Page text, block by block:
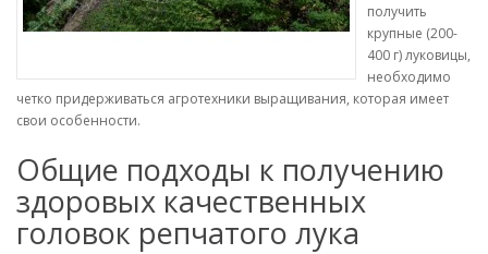
получить
крупные (200-
400 г) луковицы,
необходимо
четко придерживаться агротехники выращивания, которая имеет
свои особенности.
Общие подходы к получению
здоровых качественных
головок репчатого лука